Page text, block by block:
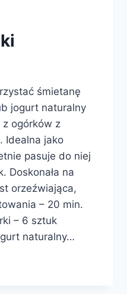
śmietanę
jogurt naturalny
ogórków z
Idealna jako
pasuje do niej
Doskonała na
orzeźwiająca,
– 20 min.
– 6 sztuk
naturalny…